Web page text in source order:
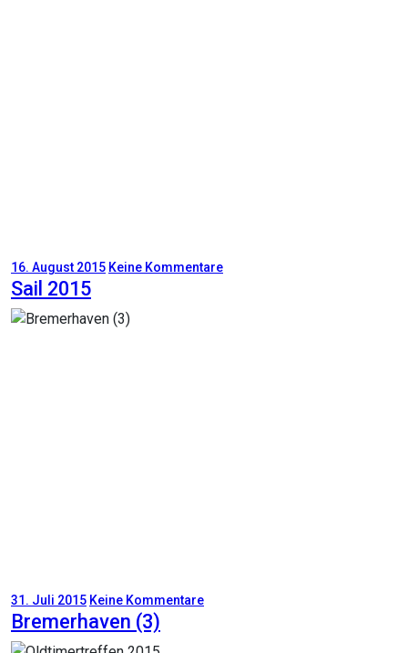
16. August 2015 Keine Kommentare
Sail 2015
31. Juli 2015 Keine Kommentare
Bremerhaven (3)